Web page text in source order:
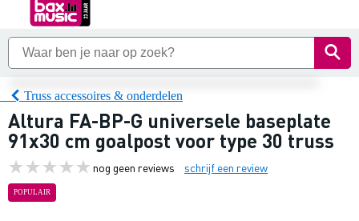
Truss accessoires & onderdelen
Altura FA-BP-G universele baseplate
91x30 cm goalpost voor type 30 truss
nog geen reviews schrijf een review
POPULAIR